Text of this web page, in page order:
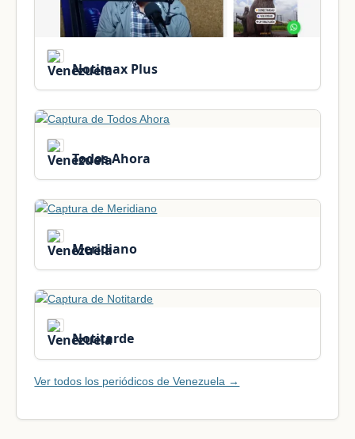
Notimax Plus
Todos Ahora
Meridiano
Notitarde
Ver todos los periódicos de Venezuela →